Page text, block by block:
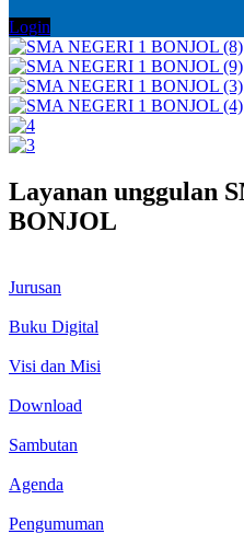
Login
Layanan unggulan
BONJOL
Jurusan
Buku Digital
Visi dan Misi
Download
Sambutan
Agenda
Pengumuman